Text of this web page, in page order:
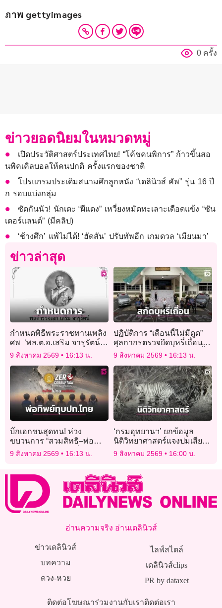
ภาพ gettyimages
0 ครั้ง
ข่าวยอดนิยมในหมวดหมู่
เปิดประวัติศาสตร์ประเทศไทย! “โค้ชคนพิการ” ก้าวขึ้นสอ
นพิคเคิลบอลให้คนปกติ ครั้งแรกของชาติ
โปรแกรมประเดิมสนามศึกลูกหนัง “เดลินิวส์ คัพ” รุ่น 16 ปี
ก รอบแบ่งกลุ่ม
ซัดกันนัว! นักเตะ “ผีแดง” เหวี่ยงหมัดทะเลาะเดือดแข้ง “ซัน
เดอร์แลนด์” (มีคลิป)
‘ช้างศึก’ แพ้ไม่ได้! ‘ฮัดสัน’ ปรับทัพอีก เกมดวล ‘เมียนมา’
ข่าวล่าสุด
กำหนดพิธีพระราชทานเพลิง
ศพ ‘พล.ต.อ.เสริม จารุรัตน์’
อดีตหัวหน้านายตำรวจราช
9 สิงหาคม 2569 16:13 น.
ปฏิบัติการ “เดือนนี้ไม่มีดูด”
ศุลกากรตรวจยึดบุหรี่เถื่อน
มูลค่า 14.5 ล้าน ตรวจพบขึ้น
9 สิงหาคม 2569 16:13 น.
บิ๊กเอกชนสุดทน! ห่วง
ขบวนการ “สวมสิทธิ–พ่อ
ทิพย์” กระทบความมั่นคงทาง
9 สิงหาคม 2569 16:13 น.
‘กรมอุทยานฯ’ ยกข้อมูล
นิติวิทยาศาสตร์แจงปมเสีย
ชีวิต ‘ศักรินทร์ วิชาจารย์’ เจ้า
9 สิงหาคม 2569 16:00 น.
อ่านความจริง อ่านเดลินิวส์
ข่าวเดลินิวส์
บทความ
ดวง-หวย
ไลฟ์สไตล์
เดลินิวส์clips
PR by dataxet
ติดต่อโฆษณาร่วมงานกับเราติดต่อเรา